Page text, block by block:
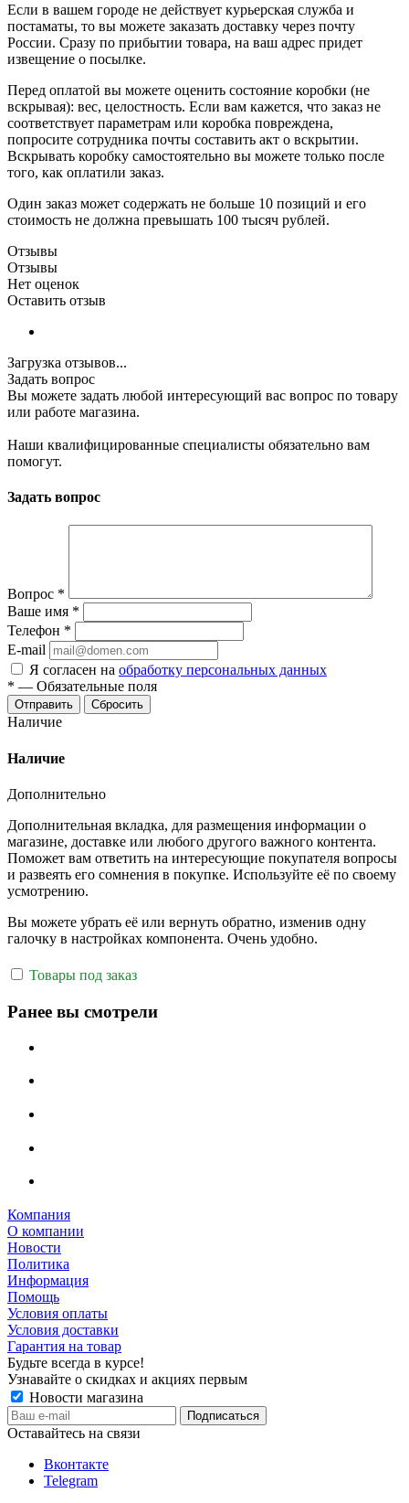
Если в вашем городе не действует курьерская служба и
постаматы, то вы можете заказать доставку через почту
России. Сразу по прибытии товара, на ваш адрес придет
извещение о посылке.
Перед оплатой вы можете оценить состояние коробки (не
вскрывая): вес, целостность. Если вам кажется, что заказ не
соответствует параметрам или коробка повреждена,
попросите сотрудника почты составить акт о вскрытии.
Вскрывать коробку самостоятельно вы можете только после
того, как оплатили заказ.
Один заказ может содержать не больше 10 позиций и его
стоимость не должна превышать 100 тысяч рублей.
Отзывы
Отзывы
Нет оценок
Оставить отзыв
Загрузка отзывов...
Задать вопрос
Вы можете задать любой интересующий вас вопрос по товару
или работе магазина.
Наши квалифицированные специалисты обязательно вам
помогут.
Задать вопрос
Вопрос *
Ваше имя *
Телефон *
E-mail
Я согласен на обработку персональных данных
* — Обязательные поля
Отправить Сбросить
Наличие
Наличие
Дополнительно
Дополнительная вкладка, для размещения информации о
магазине, доставке или любого другого важного контента.
Поможет вам ответить на интересующие покупателя вопросы
и развеять его сомнения в покупке. Используйте её по своему
усмотрению.
Вы можете убрать её или вернуть обратно, изменив одну
галочку в настройках компонента. Очень удобно.
Товары под заказ
Ранее вы смотрели
Компания
О компании
Новости
Политика
Информация
Помощь
Условия оплаты
Условия доставки
Гарантия на товар
Будьте всегда в курсе!
Узнавайте о скидках и акциях первым
Новости магазина
Оставайтесь на связи
Вконтакте
Telegram